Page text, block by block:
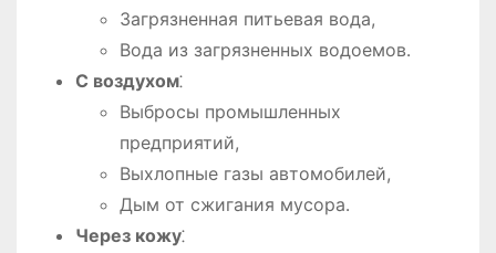
Загрязненная питьевая вода,
Вода из загрязненных водоемов․
С воздухом⁚
Выбросы промышленных
предприятий,
Выхлопные газы автомобилей,
Дым от сжигания мусора․
Через кожу⁚